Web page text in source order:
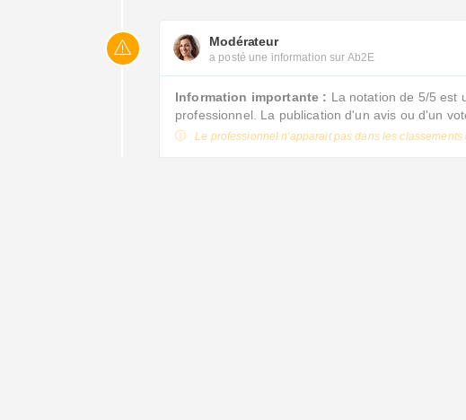
Modérateur
a posté une information sur Ab2E
Information importante : La notation de 5/5 est
professionnel. La publication d'un avis ou d'un
Le professionnel n'apparait pas dans les